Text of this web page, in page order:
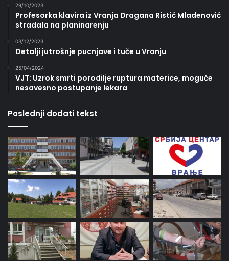
29/10/2023
Profesorka klavira iz Vranja Dragana Ristić Mladenović
stradala na planinarenju
03/12/2023
Detalji jutrošnje pucnjave i tuče u Vranju
25/04/2024
VJT: Uzrok smrti porodilje ruptura materice, moguće
nesavesno postupanje lekara
Poslednji dodati tekst